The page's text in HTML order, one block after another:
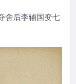
舍后李辅国变七